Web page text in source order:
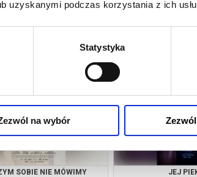
uzyskanymi podczas korzystania z ich
Statystyka
na wybór
KONSJERŻ KANDYDACI
SOBIE NIE MÓWIMY JEJ